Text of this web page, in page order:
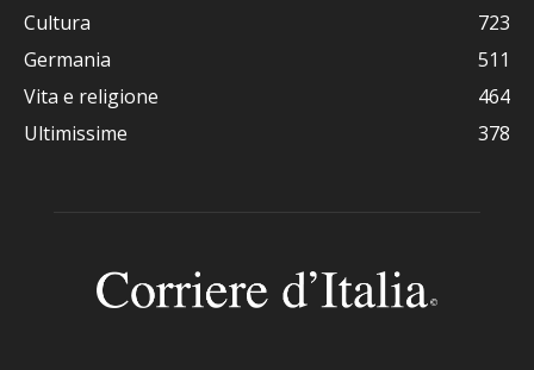
Cultura
723
Germania
511
Vita e religione
464
Ultimissime
378